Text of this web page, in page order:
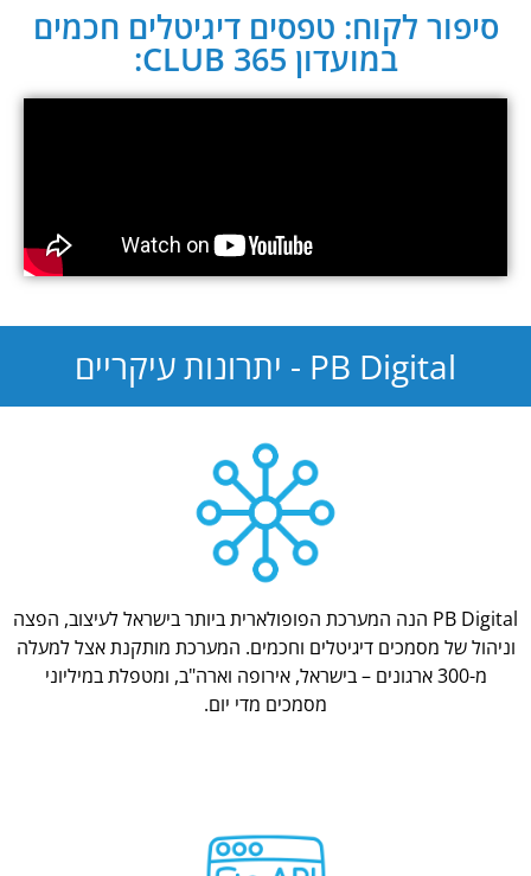
סיפור לקוח: טפסים דיגיטלים חכמים
במועדון CLUB 365:
PB Digital - יתרונות עיקריים
PB Digital הנה המערכת הפופולארית ביותר בישראל לעיצוב, הפצה
וניהול של מסמכים דיגיטלים וחכמים. המערכת מותקנת אצל למעלה
מ-300 ארגונים – בישראל, אירופה וארה"ב, ומטפלת במיליוני
מסמכים מדי יום.